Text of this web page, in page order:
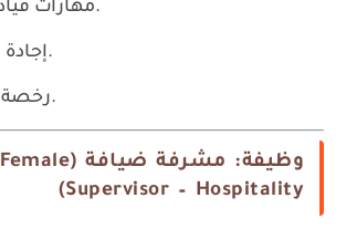
مهارات قيادية وتنظيمية.
إجادة إعداد التقارير.
رخصة قيادة سارية.
وظيفة: مشرفة ضيافة (Female
Supervisor – Hospitality)